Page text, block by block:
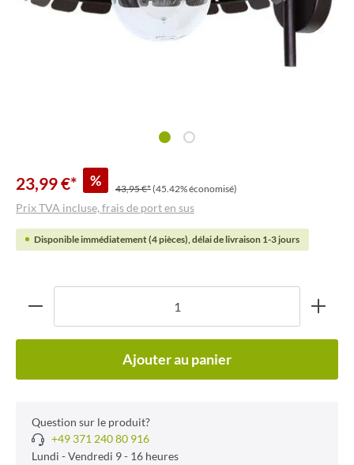
23,99 €* % 43,95 €*(45.42% économisé)
Prix TVA incluse, frais de port en sus
Disponible immédiatement (4 pièces), délai de livraison 1-3 jours
Ajouter au panier
Question sur le produit?
+49 371 240 80 916
Lundi - Vendredi 9 - 16 heures